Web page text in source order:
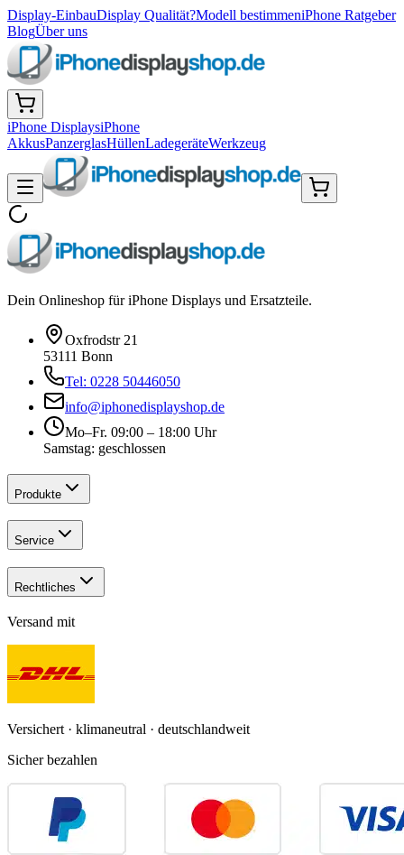
Display-EinbauDisplay Qualität?Modell bestimmeniPhone Ratgeber
BlogÜber uns
iPhone DisplaysiPhone
AkkusPanzerglasHüllenLadegeräteWerkzeug
Dein Onlineshop für iPhone Displays und Ersatzteile.
Oxfrodstr 21
53111 Bonn
Tel: 0228 50446050
info@iphonedisplayshop.de
Mo–Fr. 09:00 – 18:00 Uhr
Samstag: geschlossen
Produkte
Service
Rechtliches
Versand mit
Versichert · klimaneutral · deutschlandweit
Sicher bezahlen